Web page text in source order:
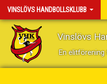
VINSLÖVS HANDBOLLSKLUBB
Vinslövs
En elitförening